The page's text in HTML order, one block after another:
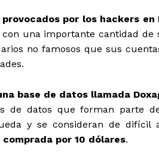
por los hackers
una importante cantidad de
no famosos que sus
base de datos llamada
de datos que forman parte
y se consideran de difícil
por 10 dólares.